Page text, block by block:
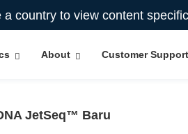
a country to view content
About Customer Support
JetSeq™ Baru